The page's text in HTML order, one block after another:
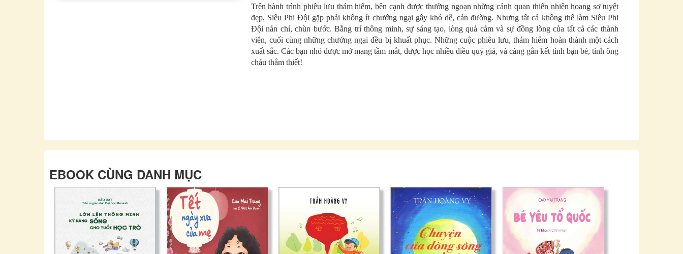
Trên hành trình phiêu lưu thám hiểm, bên cạnh được thưởng ngoạn những cảnh quan thiên nhiên hoang sơ tuyệt
đẹp, Siêu Phi Đội gặp phải không ít chướng ngại gây khó dễ, cản đường. Nhưng tất cả không thể làm Siêu Phi
Đội nản chí, chùn bước. Bằng trí thông minh, sự sáng tạo, lòng quả cảm và sự đồng lòng của tất cả các thành
viên, cuối cùng những chướng ngại đều bị khuất phục. Những cuộc phiêu lưu, thám hiểm hoàn thành một cách
xuất sắc. Các bạn nhỏ được mở mang tầm mắt, được học nhiều điều quý giá, và càng gắn kết tình bạn bè, tình ông
cháu thắm thiết!
EBOOK CÙNG DANH MỤC